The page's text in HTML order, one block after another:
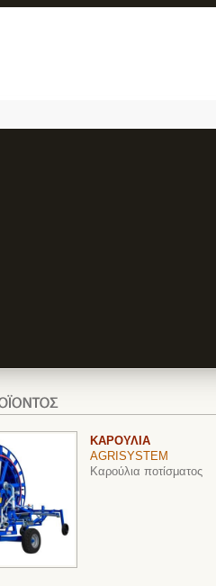
ΚΑΡΟΥΛΙΑ
AGRISYSTEM
Καρούλια ποτίσματος